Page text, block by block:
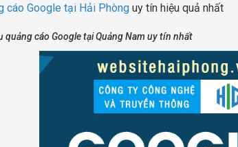
cáo Google tại Hải Phòng uy tín hiệu quả nhất
quảng cáo Google tại Quảng Nam uy tín nhất